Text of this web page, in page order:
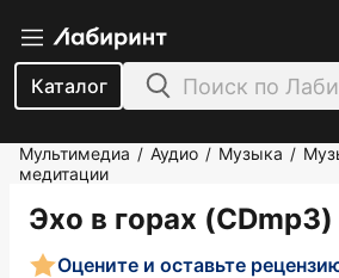
Каталог
Мультимедиа / Аудио / Музыка /
медитации
Эхо в горах (CDmp3)
Оцените и оставьте